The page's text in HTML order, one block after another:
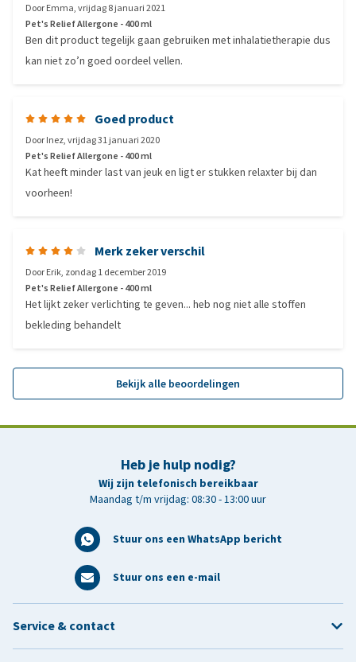
DoorEmma,vrijdag 8 januari 2021
Pet's Relief Allergone - 400 ml
Ben dit product tegelijk gaan gebruiken met inhalatietherapie dus
kan niet zo’n goed oordeel vellen.
Goed product
DoorInez,vrijdag 31 januari 2020
Pet's Relief Allergone - 400 ml
Kat heeft minder last van jeuk en ligt er stukken relaxter bij dan
voorheen!
Merk zeker verschil
DoorErik, zondag 1 december 2019
Pet's Relief Allergone - 400 ml
Het lijkt zeker verlichting te geven... heb nog niet alle stoffen
bekleding behandelt
Bekijk alle beoordelingen
Heb je hulp nodig?
Wij zijn telefonisch bereikbaar
Maandag t/m vrijdag: 08:30 - 13:00 uur
Stuur ons een WhatsApp bericht
Stuur ons een e-mail
Service & contact